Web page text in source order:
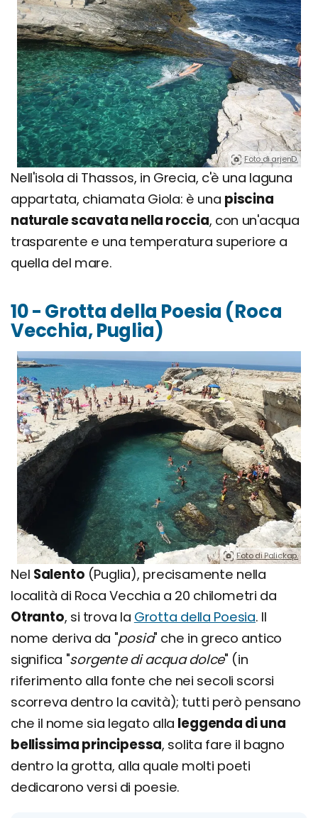
Foto di arjenD.
Nell'isola di Thassos, in Grecia, c'è una laguna
appartata, chiamata Giola: è una piscina
naturale scavata nella roccia, con un'acqua
trasparente e una temperatura superiore a
quella del mare.
10 - Grotta della Poesia (Roca
Vecchia, Puglia)
Foto di Palickap.
Nel Salento (Puglia), precisamente nella
località di Roca Vecchia a 20 chilometri da
Otranto, si trova la Grotta della Poesia. Il
nome deriva da "posia" che in greco antico
significa "sorgente di acqua dolce" (in
riferimento alla fonte che nei secoli scorsi
scorreva dentro la cavità); tutti però pensano
che il nome sia legato alla leggenda di una
bellissima principessa, solita fare il bagno
dentro la grotta, alla quale molti poeti
dedicarono versi di poesie.